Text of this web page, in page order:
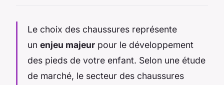
Le choix des chaussures représente
un enjeu majeur pour le développement
des pieds de votre enfant. Selon une étude
de marché, le secteur des chaussures